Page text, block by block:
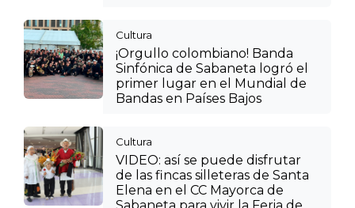
Cultura
¡Orgullo colombiano! Banda
Sinfónica de Sabaneta logró el
primer lugar en el Mundial de
Bandas en Países Bajos
Cultura
VIDEO: así se puede disfrutar
de las fincas silleteras de Santa
Elena en el CC Mayorca de
Sabaneta para vivir la Feria de